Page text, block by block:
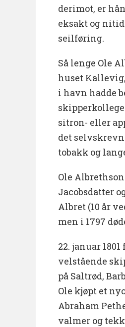
derimot, er
eksakt og
seilføring.
Så lenge Ole
huset
i havn hadde
sitron- eller
det
tobakk og
Ole
Jacobsdatter
Albret (10 år
men i 1797
22. januar
velstående
på Saltrød,
Ole kjøpt et
Abraham
valmer og